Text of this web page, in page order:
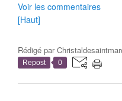
Voir les commentaires
[Haut]
Rédigé par
Repost 0